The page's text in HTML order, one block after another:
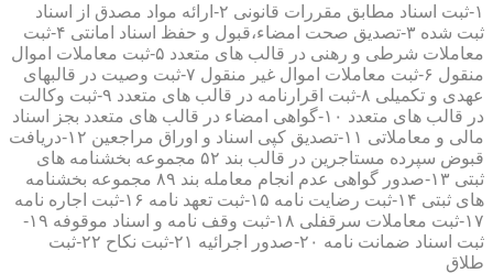
۱-ثبت اسناد مطابق مقررات قانونی ۲-ارائه مواد مصدق از اسناد
ثبت شده ۳-تصدیق صحت امضاء،قبول و حفظ اسناد امانتی ۴-ثبت
معاملات شرطی و رهنی در قالب های متعدد ۵-ثبت معاملات اموال
منقول ۶-ثبت معاملات اموال غیر منقول ۷-ثبت وصیت در قالبهای
عهدی و تکمیلی ۸-ثبت اقرارنامه در قالب های متعدد ۹-ثبت وکالت
در قالب های متعدد ۱۰-گواهی امضاء در قالب های متعدد بجز اسناد
مالی و معاملاتی ۱۱-تصدیق کپی اسناد و اوراق مراجعین ۱۲-دریافت
قبوض سپرده مستاجرین در قالب بند ۵۲ مجموعه بخشنامه های
ثبتی ۱۳-صدور گواهی عدم انجام معامله بند ۸۹ مجموعه بخشنامه
های ثبتی ۱۴-ثبت رضایت نامه ۱۵-ثبت تعهد نامه ۱۶-ثبت اجاره نامه
۱۷-ثبت معاملات سرقفلی ۱۸-ثبت وقف نامه و اسناد موقوفه ۱۹-
ثبت اسناد ضمانت نامه ۲۰-صدور اجرائیه ۲۱-ثبت نکاح ۲۲-ثبت
طلاق